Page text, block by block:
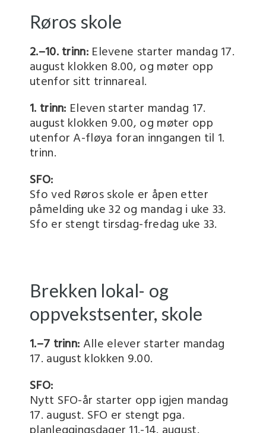
Røros skole
2.–10. trinn: Elevene starter mandag 17.
august klokken 8.00, og møter opp
utenfor sitt trinnareal.
1. trinn: Eleven starter mandag 17.
august klokken 9.00, og møter opp
utenfor A-fløya foran inngangen til 1.
trinn.
SFO:
Sfo ved Røros skole er åpen etter
påmelding uke 32 og mandag i uke 33.
Sfo er stengt tirsdag-fredag uke 33.
Brekken lokal- og
oppvekstsenter, skole
1.–7 trinn:Alle elever starter mandag
17. august klokken 9.00.
SFO:
Nytt SFO-år starter opp igjen mandag
17. august. SFO er stengt pga.